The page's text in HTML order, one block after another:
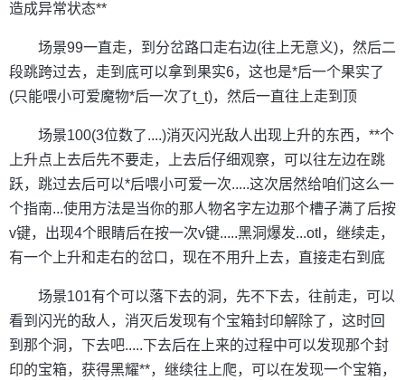
造成异常状态**
场景99一直走，到分岔路口走右边(往上无意义)，然后二
段跳跨过去，走到底可以拿到果实6，这也是*后一个果实了
(只能喂小可爱魔物*后一次了t_t)，然后一直往上走到顶
场景100(3位数了....)消灭闪光敌人出现上升的东西，**个
上升点上去后先不要走，上去后仔细观察，可以往左边在跳
跃，跳过去后可以*后喂小可爱一次.....这次居然给咱们这么一
个指南...使用方法是当你的那人物名字左边那个槽子满了后按
v键，出现4个眼睛后在按一次v键.....黑洞爆发...otl，继续走，
有一个上升和走右的岔口，现在不用升上去，直接走右到底
场景101有个可以落下去的洞，先不下去，往前走，可以
看到闪光的敌人，消灭后发现有个宝箱封印解除了，这时回
到那个洞，下去吧.....下去后在上来的过程中可以发现那个封
印的宝箱，获得黑耀**，继续往上爬，可以在发现一个宝箱，